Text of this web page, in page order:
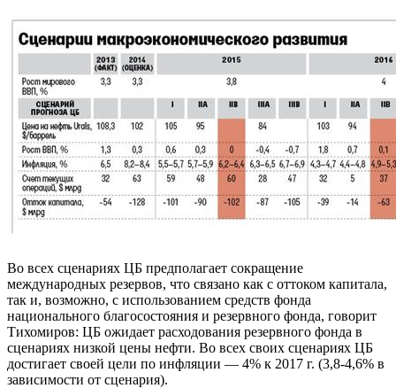
Во всех сценариях ЦБ предполагает сокращение
международных резервов, что связано как с оттоком капитала,
так и, возможно, с использованием средств фонда
национального благосостояния и резервного фонда, говорит
Тихомиров: ЦБ ожидает расходования резервного фонда в
сценариях низкой цены нефти. Во всех своих сценариях ЦБ
достигает своей цели по инфляции — 4% к 2017 г. (3,8-4,6% в
зависимости от сценария).